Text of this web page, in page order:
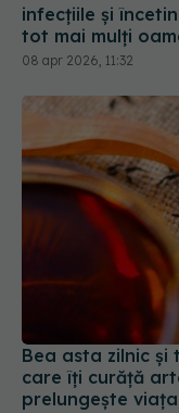
08 apr 2026, 11:32
Bea asta zilnic
care îți curăță
prelungește viața
11 mai 2025, 22:01